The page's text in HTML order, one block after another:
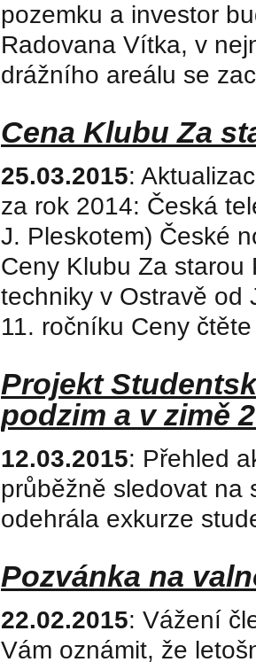
pozemku a investor
Radovana Vítka, v
drážního areálu se
Cena Klubu Za
25.03.2015:
za rok 2014: Česká
J. Pleskotem) České
Ceny Klubu Za
techniky v Ostravě od
11. ročníku Ceny
Projekt
podzim a v zimě
12.03.2015: Přehled
průběžně sledovat na
odehrála exkurze
Pozvánka na
22.02.2015: Vážení
Vám oznámit, že